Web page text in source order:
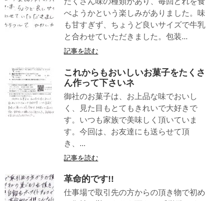
べようかという楽しみがありました。味
も甘すぎず、ちょうど良いサイズで牛乳
と合わせていただきました。包装...
記事を読む
これからもおいしいお菓子をたくさ
ん作って下さいネ
御社のお菓子は、お上品な味でおいし
く、見た目もとてもきれいで大好きで
す。いつも家族で美味しく頂いていま
す。今回は、お友達にも送らせて頂
き、...
記事を読む
革命的です!!
仕事場で取引先の方からの頂き物で初め